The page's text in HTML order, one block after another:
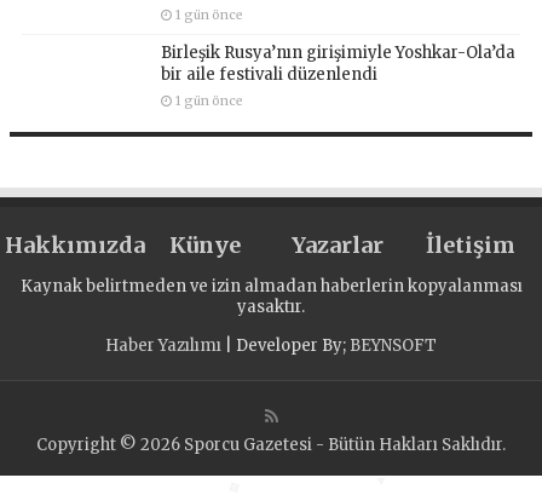
1 gün önce
Birleşik Rusya’nın girişimiyle Yoshkar-Ola’da
bir aile festivali düzenlendi
1 gün önce
Hakkımızda Künye Yazarlar İletişim
Kaynak belirtmeden ve izin almadan haberlerin kopyalanması
yasaktır.
Haber Yazılımı | Developer By; BEYNSOFT
Copyright © 2026 Sporcu Gazetesi - Bütün Hakları Saklıdır.